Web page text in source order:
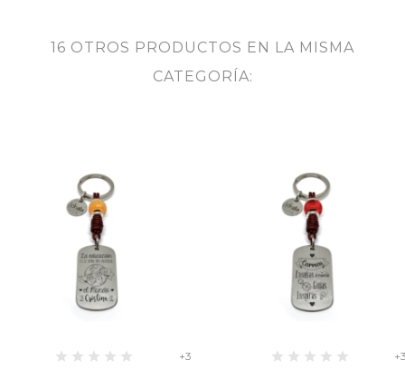
16 OTROS PRODUCTOS EN LA MISMA
CATEGORÍA:
+3